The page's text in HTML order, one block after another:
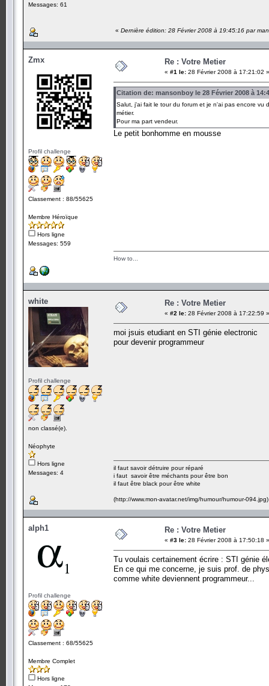
Messages: 61
« Dernière édition: 28 Février 2008 à 19:45:16 par
Zmx
Profil challenge
Classement : 88/55625
Membre Héroïque
Hors ligne
Messages: 559
Re : Votre Metier
« #1 le: 28 Février 2008 à 17:21:02 »
Citation de: mansonboy le 28 Février 2008 à
Salut, j'ai fait le tour du forum et je n'ai pas encore vu
métier.
Pour ma part vendeur.
Le petit bonhomme en mousse
How to...
white
Profil challenge
non classé(e).
Néophyte
Hors ligne
Messages: 4
Re : Votre Metier
« #2 le: 28 Février 2008 à 17:22:59 »
moi jsuis etudiant en STI génie electronic
pour devenir programmeur
il faut savoir détruire pour réparé
i faut savoir être méchants pour être bon
il faut être black pour être white
(http://www.mon-avatar.net/img/humour/humour-094.jpg)
alph1
Profil challenge
Classement : 68/55625
Membre Complet
Hors ligne
Re : Votre Metier
« #3 le: 28 Février 2008 à 17:50:18 »
Tu voulais certainement écrire : STI génie
En ce qui me concerne, je suis prof. de
comme white deviennent programmeur...